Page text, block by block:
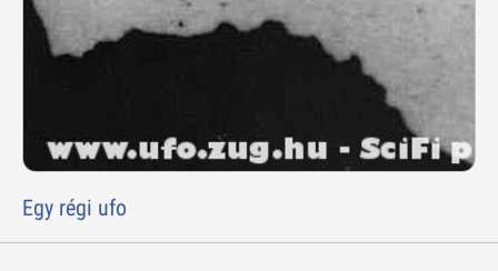
Egy régi ufo